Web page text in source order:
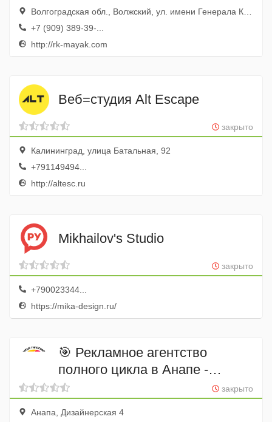
Волгоградская обл., Волжский, ул. имени Генерала Карбышева, 63
+7 (909) 389-39-...
http://rk-mayak.com
Веб=студия Alt Escape
закрыто
Калининград, улица Батальная, 92
+791149494...
http://altesc.ru
Mikhailov's Studio
закрыто
+790023344...
https://mika-design.ru/
🎯 Рекламное агентство
полного цикла в Анапе -
«Братья Типографы" 🎯
закрыто
Анапа, Дизайнерская 4